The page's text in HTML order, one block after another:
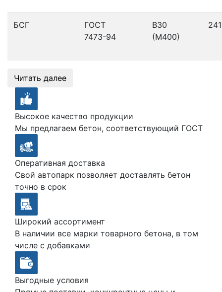
БСГ
ГОСТ
7473-94
В30
(М400)
Читать далее
Высокое качество продукции
Мы предлагаем бетон, соответствующий ГОСТ
Оперативная доставка
Свой автопарк позволяет доставлять бетон
точно в срок
Широкий ассортимент
В наличии все марки товарного бетона, в том
числе с добавками
Выгодные условия